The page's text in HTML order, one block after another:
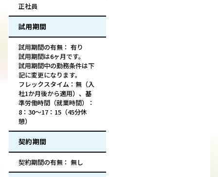
正社員
試用期間
試用期間の有無： 有り
試用期間は6ヶ月です。
試用期間中の勤務条件は下
記に変更になります。
フレックスタイム：無（入
社1か月後から適用）、基
準労働時間（就業時間）：
8：30～17：15（45分休
憩）
契約期間
契約期間の有無： 無し